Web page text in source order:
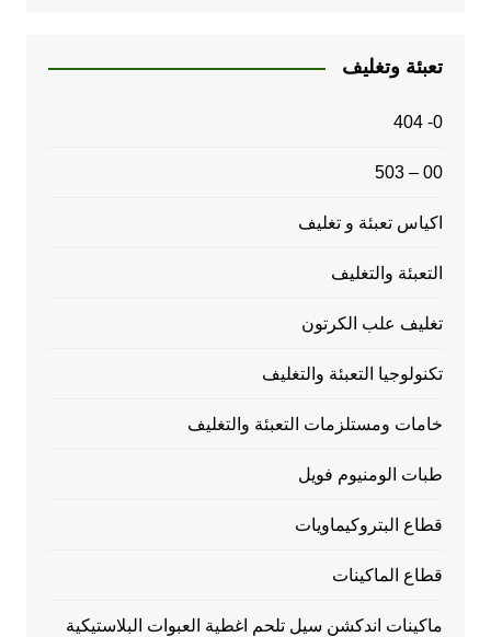
تعبئة وتغليف
0- 404
00 – 503
اكياس تعبئة و تغليف
التعبئة والتغليف
تغليف علب الكرتون
تكنولوجيا التعبئة والتغليف
خامات ومستلزمات التعبئة والتغليف
طبات الومنيوم فويل
قطاع البتروكيماويات
قطاع الماكينات
ماكينات اندكشن سيل تلحم اغطية العبوات البلاستيكية